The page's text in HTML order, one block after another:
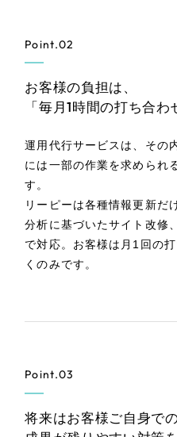
その他
お客様インタビュー
Point.02
お客様の負担は、
「毎月1時間の打ち合わ
運用代行サービスは、その
には一部の作業を求められ
す。
リーピーは各種情報更新だ
分析に基づいたサイト改修
で対応。お客様は月1回の
くのみです。
Point.03
将来はお客様ご自身で